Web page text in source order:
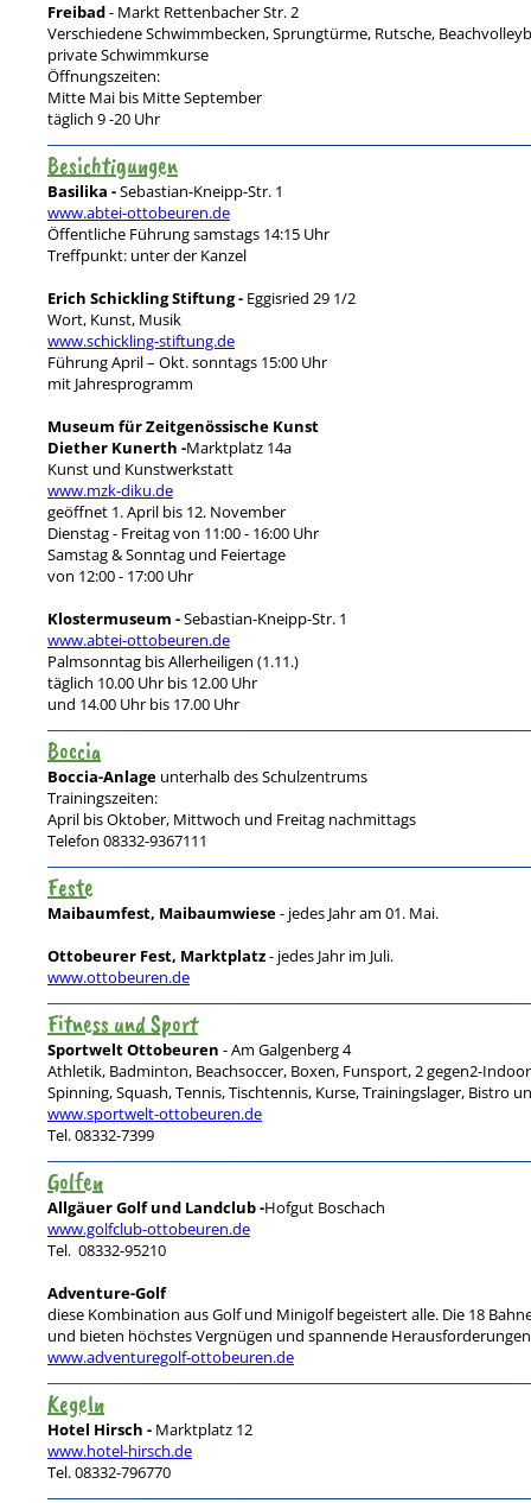
Freibad- Markt Rettenbacher Str. 2
Verschiedene Schwimmbecken, Sprungtürme, Rutsche,
private Schwimmkurse
Öffnungszeiten:
Mitte Mai bis Mitte September
täglich 9 -20 Uhr
Besichtigungen
Basilika -Sebastian-Kneipp-Str. 1
www.abtei-ottobeuren.de
Öffentliche Führung samstags 14:15 Uhr
Treffpunkt: unter der Kanzel
Erich Schickling Stiftung - Eggisried 29 1/2
Wort, Kunst, Musik
www.schickling-stiftung.de
Führung April – Okt. sonntags 15:00 Uhr
mit Jahresprogramm
Museum für Zeitgenössische Kunst
Diether Kunerth -Marktplatz 14a
Kunst und Kunstwerkstatt
www.mzk-diku.de
geöffnet 1. April bis 12. November
Dienstag - Freitag von 11:00 - 16:00 Uhr
Samstag & Sonntag und Feiertage
von 12:00 - 17:00 Uhr
Klostermuseum -Sebastian-Kneipp-Str. 1
www.abtei-ottobeuren.de
Palmsonntag bis Allerheiligen (1.11.)
täglich 10.00 Uhr bis 12.00 Uhr
und 14.00 Uhr bis 17.00 Uhr
Boccia
Boccia-Anlage unterhalb des Schulzentrums
Trainingszeiten:
April bis Oktober, Mittwoch und Freitag nachmittags
Telefon 08332-9367111
Feste
Maibaumfest, Maibaumwiese- jedes Jahr am 01. Mai.
Ottobeurer Fest, Marktplatz- jedes Jahr im Juli.
www.ottobeuren.de
Fitness und Sport
Sportwelt Ottobeuren - Am Galgenberg 4
Athletik, Badminton, Beachsoccer, Boxen, Funsport, 2 gegen2-
Spinning, Squash, Tennis, Tischtennis, Kurse, Trainingslager, Bistro
www.sportwelt-ottobeuren.de
Tel. 08332-7399
Golfen
Allgäuer Golf und Landclub -Hofgut Boschach
www.golfclub-ottobeuren.de
Tel. 08332-95210
Adventure-Golf
diese Kombination aus Golf und Minigolf begeistert alle. Die 18
und bieten höchstes Vergnügen und spannende
www.adventuregolf-ottobeuren.de
Kegeln
Hotel Hirsch - Marktplatz 12
www.hotel-hirsch.de
Tel. 08332-796770